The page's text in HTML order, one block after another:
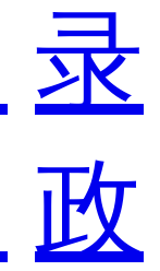
录
政